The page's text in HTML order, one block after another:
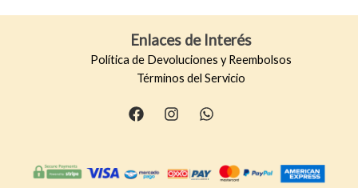
entradas
Enlaces de Interés
Política de Devoluciones y Reembolsos
Términos del Servicio